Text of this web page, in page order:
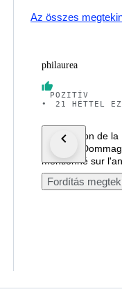
Az összes
philaurea
POZITÍV
•
21 HÉTTEL
La sélection de
d'usage.
mentionné sur
Fordítás